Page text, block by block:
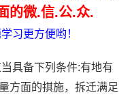
的微.信.公.众.
习更方便哟！
具备下列条件:有地有
方面的掑施，拆迁满足